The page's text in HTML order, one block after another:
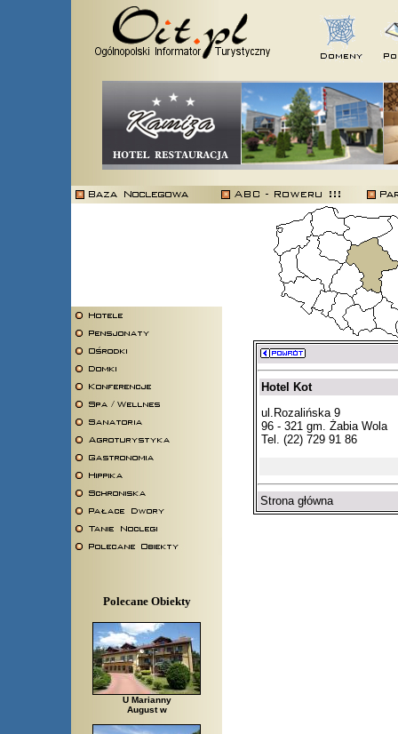
Polecane Obiekty
U Marianny
August w
Hotel Kot
ul.Rozalińska 9
96 - 321 gm. Żabia Wola
Tel. (22) 729 91 86
Strona główna